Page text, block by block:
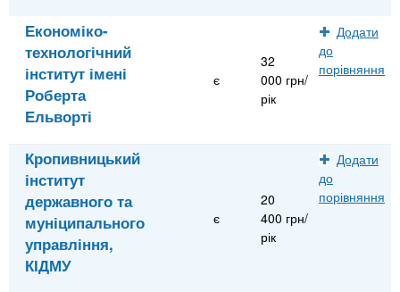
Економіко-
технологічний
інститут імені
Роберта
Ельворті
є
32
000 грн/
рік
Додати
до
порівняння
Кропивницький
інститут
державного та
муніципального
управління,
КІДМУ
є
20
400 грн/
рік
Додати
до
порівняння